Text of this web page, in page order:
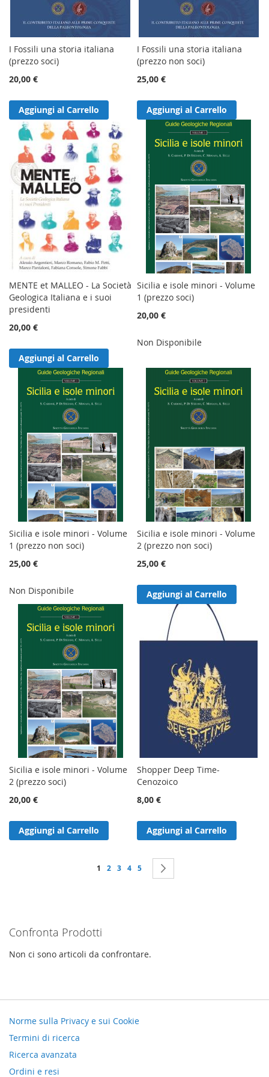
I Fossili una storia italiana
(prezzo soci)
20,00 €
Aggiungi al Carrello
I Fossili una storia italiana
(prezzo non soci)
25,00 €
Aggiungi al Carrello
MENTE et MALLEO - La Società
Geologica Italiana e i suoi
presidenti
20,00 €
Aggiungi al Carrello
Sicilia e isole minori - Volume
1 (prezzo soci)
20,00 €
Non Disponibile
Sicilia e isole minori - Volume
1 (prezzo non soci)
25,00 €
Non Disponibile
Sicilia e isole minori - Volume
2 (prezzo non soci)
25,00 €
Aggiungi al Carrello
Sicilia e isole minori - Volume
2 (prezzo soci)
20,00 €
Aggiungi al Carrello
Shopper Deep Time-
Cenozoico
8,00 €
Aggiungi al Carrello
Pagina
Attualmente stai leggendo la pagina
1 Pagina
2 Pagina
3 Pagina
4 Pagina
5
Confronta Prodotti
Non ci sono articoli da confrontare.
Norme sulla Privacy e sui Cookie
Termini di ricerca
Ricerca avanzata
Ordini e resi